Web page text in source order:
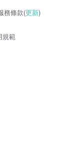
務條款(更新)
規範